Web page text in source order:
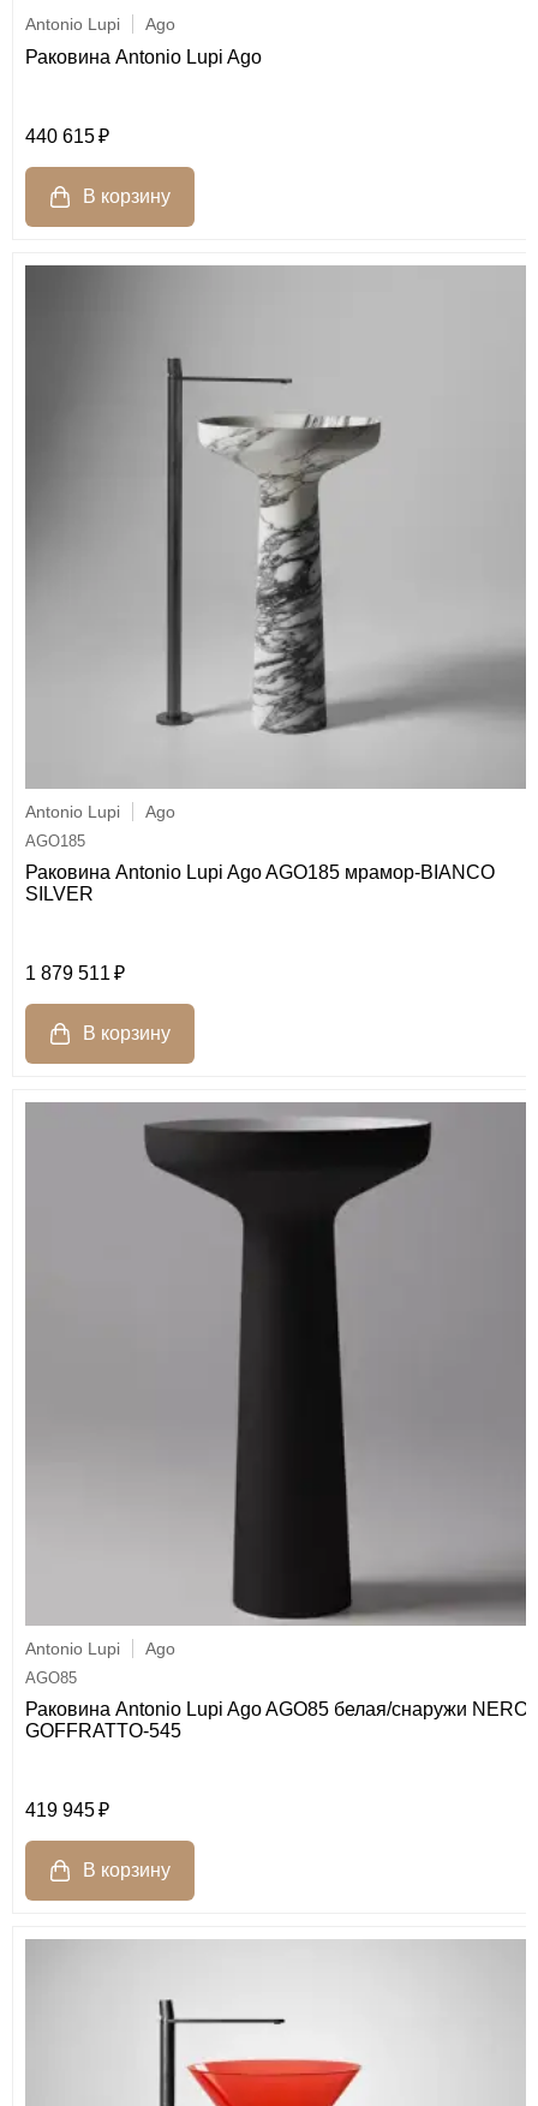
Antonio Lupi Ago
Раковина Antonio Lupi Ago
440 615
Antonio Lupi Ago
AGO185
Раковина Antonio Lupi Ago AGO185 мрамор-BIANCO
SILVER
1 879 511
Antonio Lupi Ago
AGO85
Раковина Antonio Lupi Ago AGO85 белая/снаружи NERO
GOFFRATTO-545
419 945